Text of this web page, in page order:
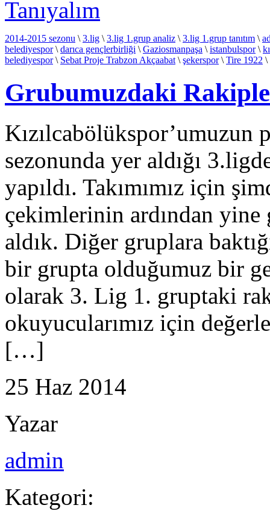
2014-2015 sezonu \3.lig \3.lig 1.grup analiz \3.lig 1.grup tanıtım \
belediyespor\darıca gençlerbirliği \Gaziosmanpaşa \istanbulspor\
belediyespor\ Sebat Proje Trabzon Akçaabat\şekerspor\Tire 1922 \
Grubumuzdaki
sezonunda yer aldığı
yapıldı. Takımımız için
çekimlerinin ardından
aldık. Diğer gruplara
bir grupta olduğumuz bir
olarak 3. Lig 1. gruptaki
okuyucularımız için
[…]
25 Haz 2014
Yazar
admin
Kategori: